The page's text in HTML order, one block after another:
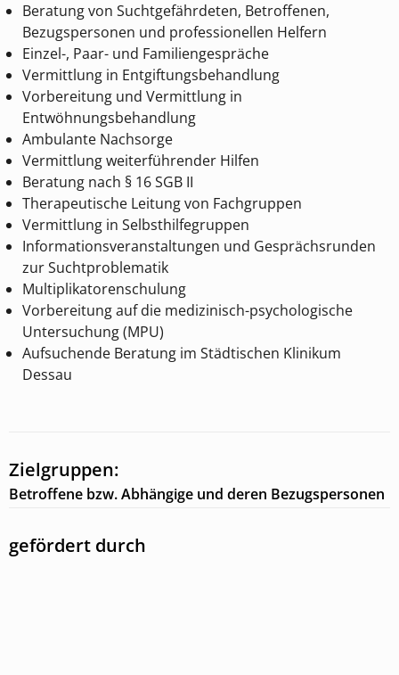
Beratung von Suchtgefährdeten, Betroffenen,
Bezugspersonen und professionellen Helfern
Einzel-, Paar- und Familiengespräche
Vermittlung in Entgiftungsbehandlung
Vorbereitung und Vermittlung in
Entwöhnungsbehandlung
Ambulante Nachsorge
Vermittlung weiterführender Hilfen
Beratung nach § 16 SGB II
Therapeutische Leitung von Fachgruppen
Vermittlung in Selbsthilfegruppen
Informationsveranstaltungen und Gesprächsrunden
zur Suchtproblematik
Multiplikatorenschulung
Vorbereitung auf die medizinisch-psychologische
Untersuchung (MPU)
Aufsuchende Beratung im Städtischen Klinikum
Dessau
Zielgruppen:
Betroffene bzw. Abhängige und deren Bezugspersonen
gefördert durch